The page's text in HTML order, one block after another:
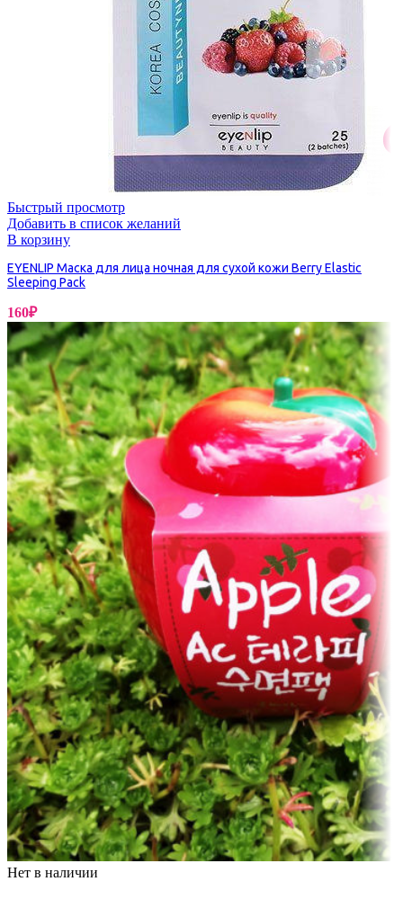
Быстрый просмотр
Добавить в список желаний
В корзину
EYENLIP Маска для лица ночная для сухой кожи Berry Elastic
Sleeping Pack
160₽
Нет в наличии